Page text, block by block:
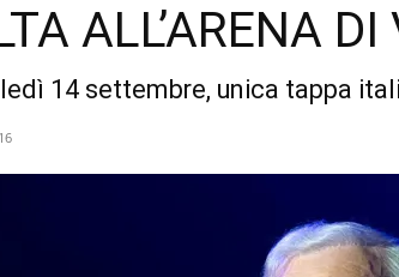
ALL’ARENA
14 settembre, unica tappa